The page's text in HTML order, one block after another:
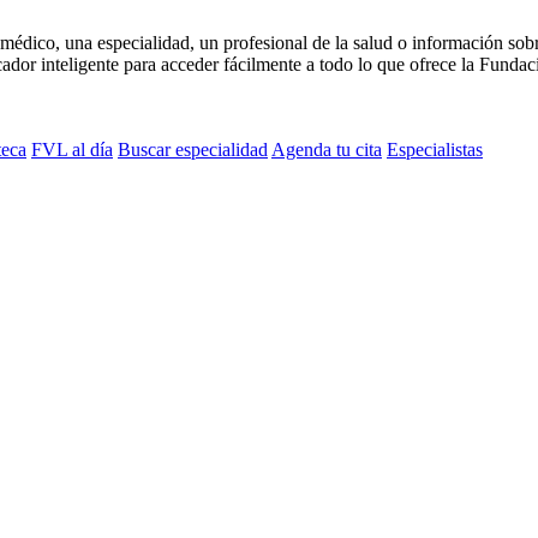
una especialidad, un profesional de la salud o información
inteligente para acceder fácilmente a todo lo que ofrece la
FVL al día Buscar especialidad Agenda tu cita Especialistas